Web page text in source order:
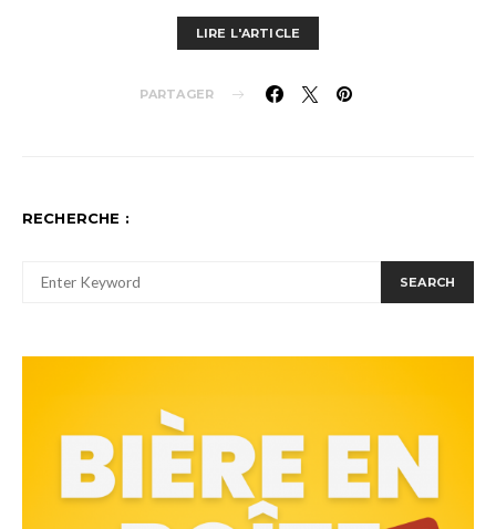
LIRE L'ARTICLE
PARTAGER
RECHERCHE :
SEARCH